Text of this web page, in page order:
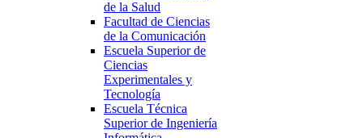
de la Salud
Facultad de Ciencias
de la Comunicación
Escuela Superior de
Ciencias
Experimentales y
Tecnología
Escuela Técnica
Superior de Ingeniería